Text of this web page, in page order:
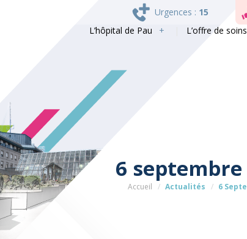
Urgences : 15
L’hôpital de Pau
L’offre de soins
6
Accueil Actualités 6